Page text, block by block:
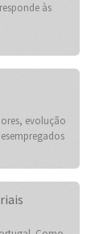
às
evolução